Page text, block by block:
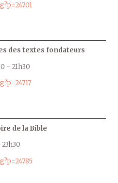
des textes fondateurs
- 21h30
de la Bible
23h30